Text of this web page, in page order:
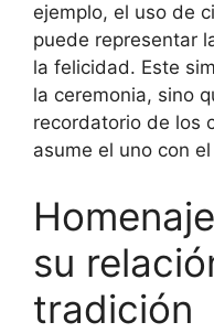
ejemplo, el uso de
puede representar
la felicidad. Este
la ceremonia, sino
recordatorio de los
asume el uno con
su
tradición